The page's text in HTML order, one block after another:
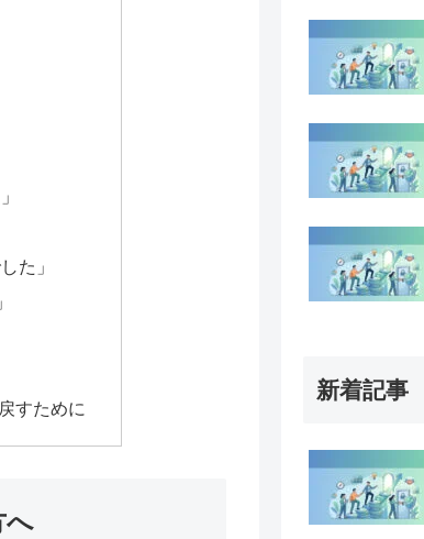
た」
すために
へ
新着記事